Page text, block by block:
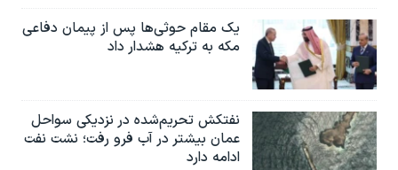
یک مقام حوثی‌ها پس از پیمان دفاعی
مکه به ترکیه هشدار داد
نفتکش تحریم‌شده در نزدیکی سواحل
عمان بیشتر در آب فرو رفت؛ نشت نفت
ادامه دارد